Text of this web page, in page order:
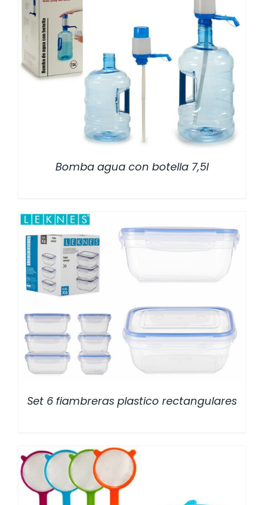
DETALLES
Bomba agua con botella 7,5l
Set 6 fiambreras plastico rectangulares